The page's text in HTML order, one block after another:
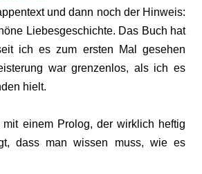
und dann noch der Hinweis:
Liebesgeschichte. Das Buch hat
ich es zum ersten Mal gesehen
war grenzenlos, als ich es
hielt.
einem Prolog, der wirklich heftig
dass man wissen muss, wie es